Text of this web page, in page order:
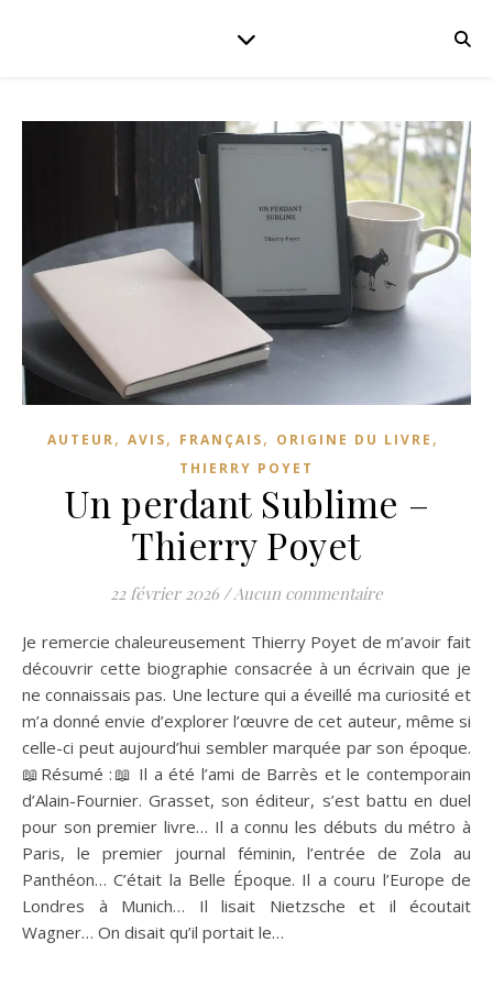
AUTEUR, AVIS, FRANÇAIS, ORIGINE DU LIVRE ,
THIERRY POYET
Un perdant Sublime –
Thierry Poyet
22 février 2026 /Aucun commentaire
Je remercie chaleureusement Thierry Poyet de m’avoir fait
découvrir cette biographie consacrée à un écrivain que je
ne connaissais pas. Une lecture qui a éveillé ma curiosité et
m’a donné envie d’explorer l’œuvre de cet auteur, même si
celle-ci peut aujourd’hui sembler marquée par son époque.
📖Résumé :📖 Il a été l’ami de Barrès et le contemporain
d’Alain-Fournier. Grasset, son éditeur, s’est battu en duel
pour son premier livre… Il a connu les débuts du métro à
Paris, le premier journal féminin, l’entrée de Zola au
Panthéon… C’était la Belle Époque. Il a couru l’Europe de
Londres à Munich… Il lisait Nietzsche et il écoutait
Wagner… On disait qu’il portait le…